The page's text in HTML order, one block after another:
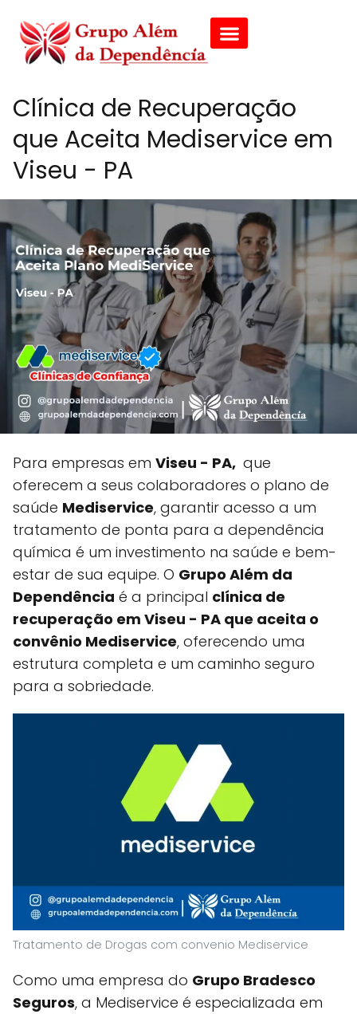
Clínica de Recuperação
que Aceita Mediservice em
Viseu - PA
Para empresas em Viseu - PA, que
oferecem a seus colaboradores o plano de
saúde Mediservice, garantir acesso a um
tratamento de ponta para a dependência
química é um investimento na saúde e bem-
estar de sua equipe. O Grupo Além da
Dependência é a principal clínica de
recuperação em Viseu - PA que aceita o
convênio Mediservice, oferecendo uma
estrutura completa e um caminho seguro
para a sobriedade.
Tratamento de Drogas com convenio Mediservice
Como uma empresa do Grupo Bradesco
Seguros, a Mediservice é especializada em